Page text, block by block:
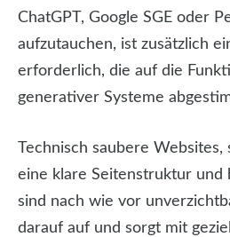
ChatGPT, Google SGE oder
aufzutauchen, ist zusätzlich
erforderlich, die auf die
generativer Systeme
Technisch saubere Websites,
eine klare Seitenstruktur und
sind nach wie vor
darauf auf und sorgt mit